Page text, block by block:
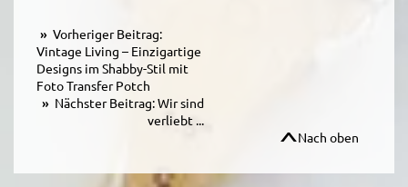
Vorheriger Beitrag:
Vintage Living – Einzigartige
Designs im Shabby-Stil mit
Foto Transfer Potch
Nächster Beitrag: Wir sind
verliebt ...
Nach oben